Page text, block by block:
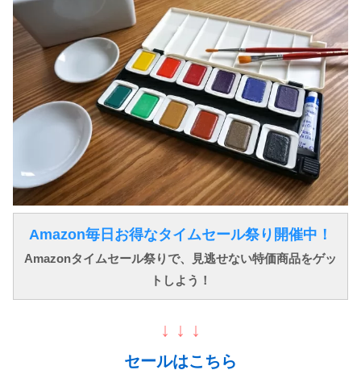
Amazon毎日お得なタイムセール祭り開催中！
Amazonタイムセール祭りで、見逃せない特価商品をゲッ
トしよう！
↓ ↓ ↓
セールはこちら